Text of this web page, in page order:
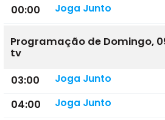
00:00 Joga Junto
Programação de Domingo,
tv
03:00
Joga Junto
04:00 Joga Junto